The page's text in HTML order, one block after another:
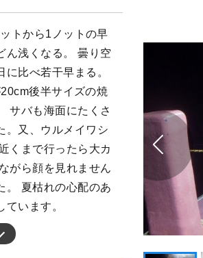
トから1ノットの早
ん浅くなる。 曇り空
比べ若干早まる。
後半サイズの焼
サバも海面にたくさ
。又、ウルメイワシ
くまで行ったら大カ
がら顔を見れません
。 夏枯れの心配のあ
います。